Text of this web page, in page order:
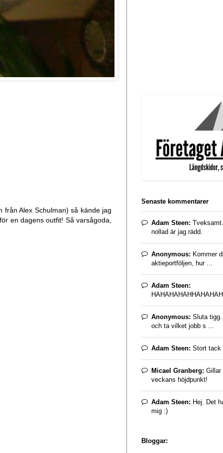
Alex Schulman) så kände jag
en dagens outfit! Så varsågoda,
Senaste kommentarer
Adam Steen:
nollad är jag rädd.
Anonymous: Kommer
aktieportföljen, hur ...
Adam Steen:
Anonymous: Sluta tigg.
och ta vilket jobb s ...
Adam Steen: Stort tack
Micael Granberg: Gillar
veckans höjdpunkt!
Adam Steen: Hej. Det
mig :)
Bloggar: